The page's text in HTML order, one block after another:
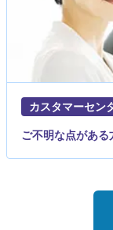
カスタマーセン
ご不明な点があ